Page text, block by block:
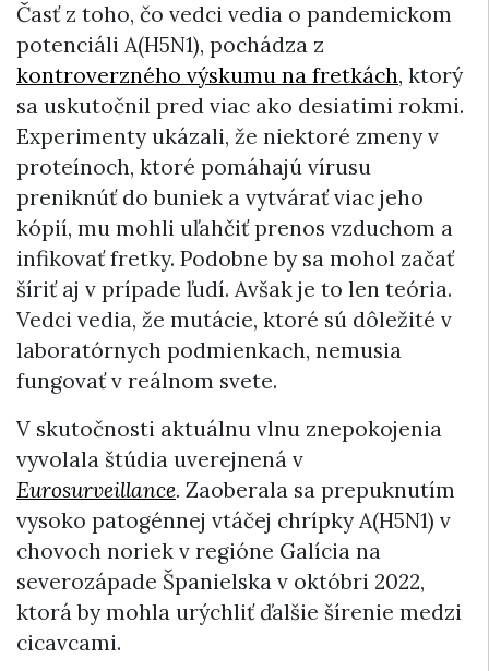
Časť z toho, čo vedci vedia o pandemickom
potenciáli A(H5N1), pochádza z
kontroverzného výskumu na fretkách, ktorý
sa uskutočnil pred viac ako desiatimi rokmi.
Experimenty ukázali, že niektoré zmeny v
proteínoch, ktoré pomáhajú vírusu
preniknúť do buniek a vytvárať viac jeho
kópií, mu mohli uľahčiť prenos vzduchom a
infikovať fretky. Podobne by sa mohol začať
šíriť aj v prípade ľudí. Avšak je to len teória.
Vedci vedia, že mutácie, ktoré sú dôležité v
laboratórnych podmienkach, nemusia
fungovať v reálnom svete.
V skutočnosti aktuálnu vlnu znepokojenia
vyvolala štúdia uverejnená v
Eurosurveillance. Zaoberala sa prepuknutím
vysoko patogénnej vtáčej chrípky A(H5N1) v
chovoch noriek v regióne Galícia na
severozápade Španielska v októbri 2022,
ktorá by mohla urýchliť ďalšie šírenie medzi
cicavcami.